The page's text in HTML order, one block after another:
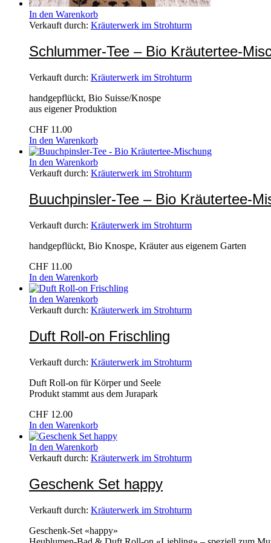
In den Warenkorb
Verkauft durch: Kräuterwerk im Strohturm
Schlummer-Tee – Bio Kräutertee-
Verkauft durch: Kräuterwerk im Strohturm
handgepflückt, Bio Suisse/Knospe
aus eigener Produktion
CHF 11.00
In den Warenkorb
In den Warenkorb
Verkauft durch: Kräuterwerk im Strohturm
Buuchpinsler-Tee – Bio Kräutertee-
Verkauft durch: Kräuterwerk im Strohturm
handgepflückt, Bio Knospe, Kräuter aus eigenem Garten
CHF 11.00
In den Warenkorb
In den Warenkorb
Verkauft durch: Kräuterwerk im Strohturm
Duft Roll-on Frischling
Verkauft durch: Kräuterwerk im Strohturm
Duft Roll-on für Körper und Seele
Produkt stammt aus dem Jurapark
CHF 12.00
In den Warenkorb
In den Warenkorb
Verkauft durch: Kräuterwerk im Strohturm
Geschenk Set happy
Verkauft durch: Kräuterwerk im Strohturm
Geschenk-Set «happy»